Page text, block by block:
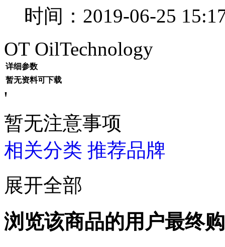
时间：2019-06-25
OT OilTechnology
详细参数
暂无资料可下载
'
暂无注意事项
相关分类 推荐品牌
展开全部
浏览该商品的用户最终